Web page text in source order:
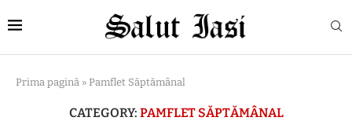
Prima pagină » Pamflet Săptămânal
CATEGORY: PAMFLET SĂPTĂMÂNAL